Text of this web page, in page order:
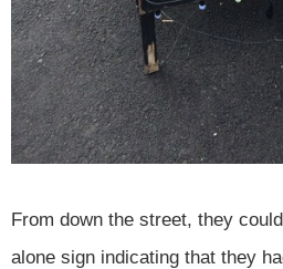
From down the street, they
alone sign indicating that they